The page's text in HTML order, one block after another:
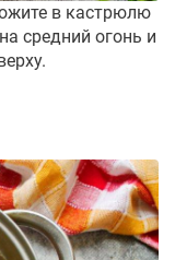
в кастрюлю
средний огонь и